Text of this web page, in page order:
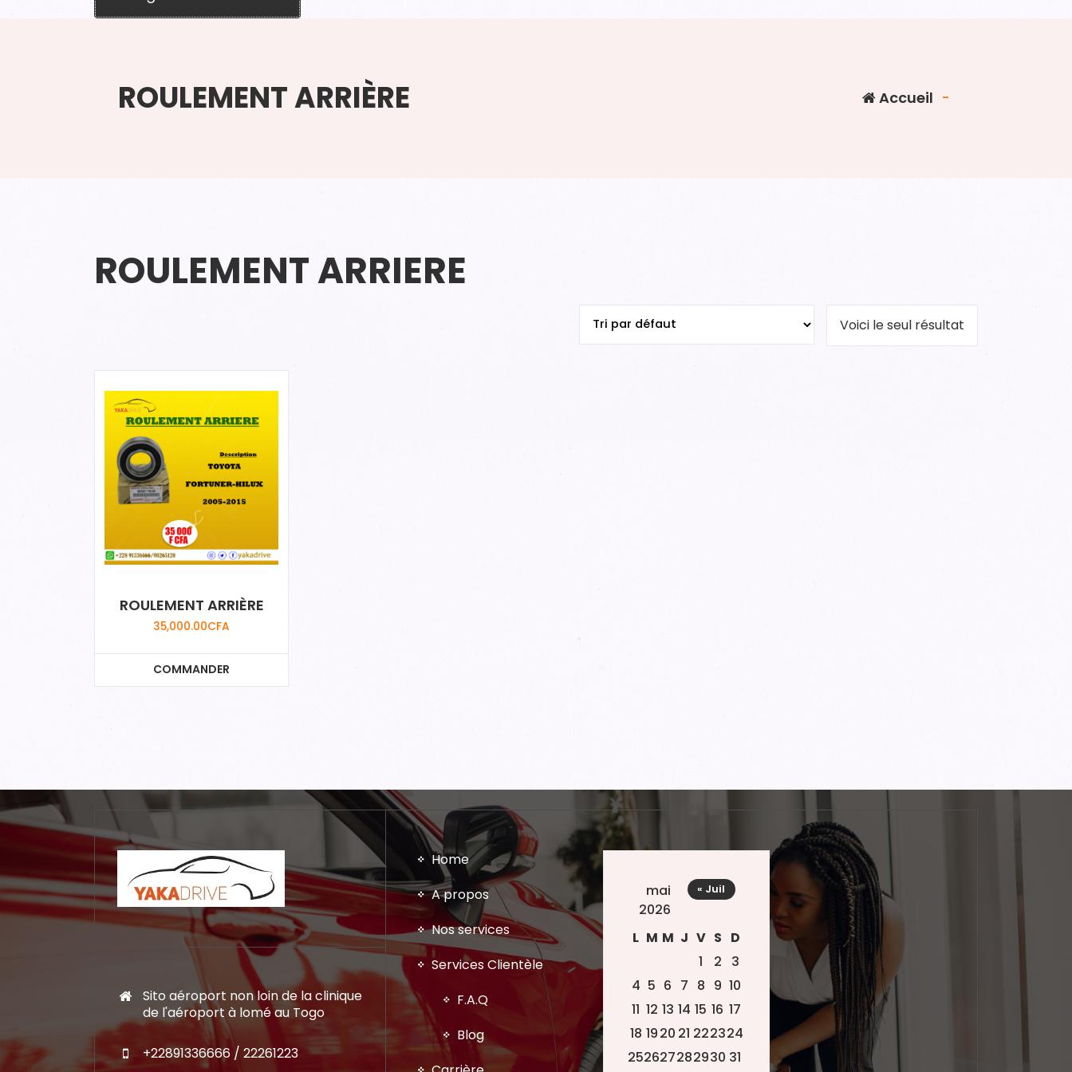
ROULEMENT ARRIÈRE Accueil -
ROULEMENT ARRIERE
Voici le seul résultat
ROULEMENT ARRIÈRE
35,000.00CFA
COMMANDER
Sito aéroport non loin de la clinique
de l'aéroport à lomé au Togo
+22891336666 / 22261223
Home
A propos
Nos services
Services Clientèle
F.A.Q
Blog
mai
2026
L M M J V S D
1
2
3
4 5 6 7 8 9 10
11 12 13 14 15 16 17
18 1920 21 222324
252627282930 31
« Juil